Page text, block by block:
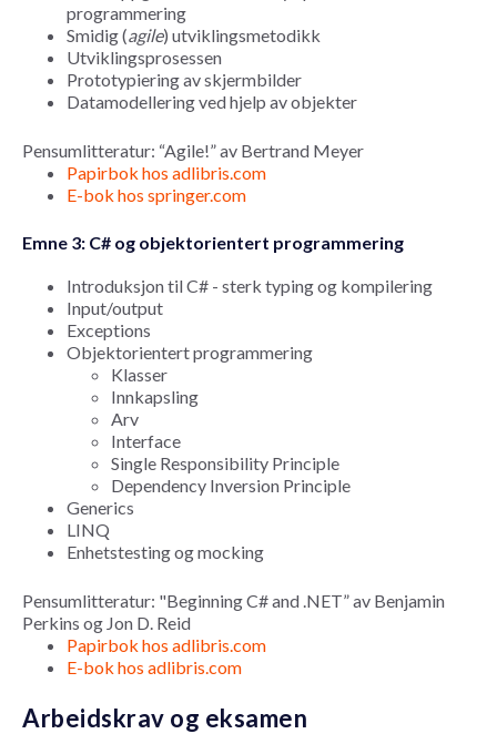
programmering
Smidig (agile) utviklingsmetodikk
Utviklingsprosessen
Prototypiering av skjermbilder
Datamodellering ved hjelp av objekter
Pensumlitteratur: “Agile!” av Bertrand Meyer
Papirbok hos adlibris.com
E-bok hos springer.com
Emne 3: C# og objektorientert programmering
Introduksjon til C# - sterk typing og kompilering
Input/output
Exceptions
Objektorientert programmering
Klasser
Innkapsling
Arv
Interface
Single Responsibility Principle
Dependency Inversion Principle
Generics
LINQ
Enhetstesting og mocking
Pensumlitteratur: "Beginning C# and .NET” av Benjamin
Perkins og Jon D. Reid
Papirbok hos adlibris.com
E-bok hos adlibris.com
Arbeidskrav og eksamen